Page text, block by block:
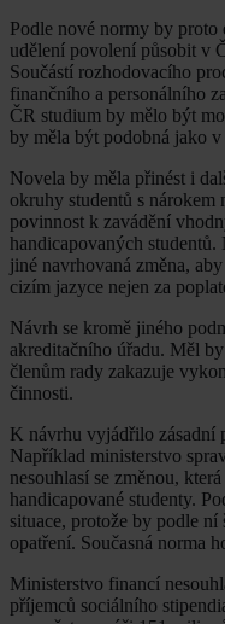
Podle nové normy by proto
udělení povolení působit v
Součástí rozhodovacího
finančního a personálního
ČR studium by mělo být
by měla být podobná jako
Novela by měla přinést i
okruhy studentů s nárokem
povinnost k zavádění
handicapovaných
jiné navrhovaná změna,
cizím jazyce nejen za
Návrh se kromě jiného
akreditačního úřadu. Měl
členům rady zakazuje
činnosti.
K návrhu vyjádřilo zásadní
Například ministerstvo
nesouhlasí se změnou,
handicapované studenty.
situace, protože by podle
opatření. Současná norma
Ministerstvo financí
příjemců sociálního